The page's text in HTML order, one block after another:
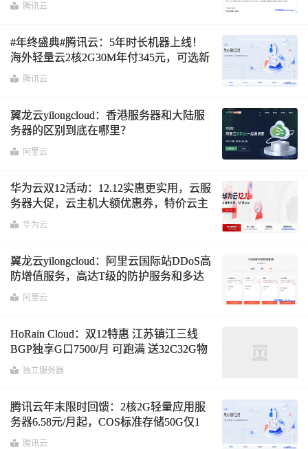
腾讯云
#年终盛典#腾讯云：5年时长机器上线！
海外轻量云2核2G30M年付345元，可选新
加坡/硅谷/法兰克福机房
腾讯云
翼龙云yilongcloud：香港服务器和大陆服
务器的区别到底在哪里？
阿里云
华为云双12活动：12.12实惠更实用，云服
务器大促，云主机大额优惠券，特价云主
机年付39元起
华为云
翼龙云yilongcloud：阿里云国际站DDoS高
防增值服务，高达T级的防护服务和多达
30线的BGP线路
阿里云
HoRain Cloud：双12特惠 江苏镇江三线
BGP独享G口7500/月 可跑满 送32C32G物
理机
独立服务器
腾讯云年末限时回馈：2核2G轻量应用服
务器6.58元/月起，COS标准存储50G仅1
元/1年
腾讯云